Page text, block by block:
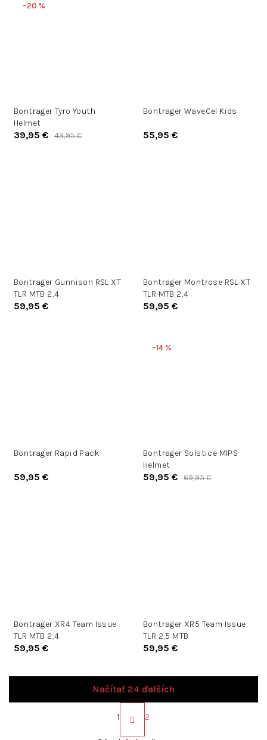
–20 %
Bontrager Tyro Youth
Helmet
39,95 € 49,95 €
Bontrager WaveCel Kids
55,95 €
Bontrager Gunnison RSL XT
TLR MTB 2,4
59,95 €
Bontrager Montrose RSL XT
TLR MTB 2,4
59,95 €
Bontrager Rapid Pack
59,95 €
–14 %
Bontrager Solstice MIPS
Helmet
59,95 € 69,95 €
Bontrager XR4 Team Issue
TLR MTB 2,4
59,95 €
Bontrager XR5 Team Issue
TLR 2,5 MTB
59,95 €
Načítať 24 ďalších
S
t
1 2